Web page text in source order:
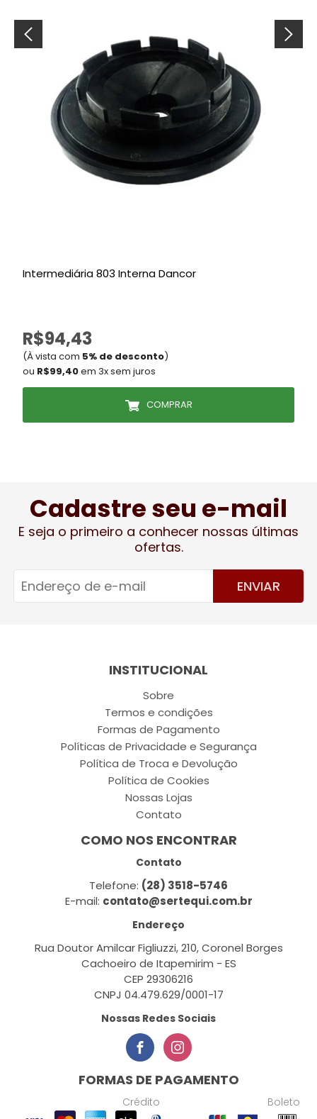
Intermediária 803 Interna Dancor
R$94,43
(À vista com 5% de desconto)
ou R$99,40em 3x sem juros
COMPRAR
Cadastre seu e-mail
E seja o primeiro a conhecer nossas últimas
ofertas.
ENVIAR
INSTITUCIONAL
Sobre
Termos e condições
Formas de Pagamento
Políticas de Privacidade e Segurança
Política de Troca e Devolução
Política de Cookies
Nossas Lojas
Contato
COMO NOS ENCONTRAR
Contato
Telefone: (28) 3518-5746
E-mail: contato@sertequi.com.br
Endereço
Rua Doutor Amilcar Figliuzzi, 210, Coronel Borges
Cachoeiro de Itapemirim - ES
CEP 29306216
CNPJ 04.479.629/0001-17
Nossas Redes Sociais
FORMAS DE PAGAMENTO
Crédito Boleto